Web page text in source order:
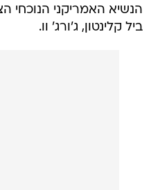
הנשיא האמריקני הנוכחי
ביל קלינטון, ג'ורג' וו.